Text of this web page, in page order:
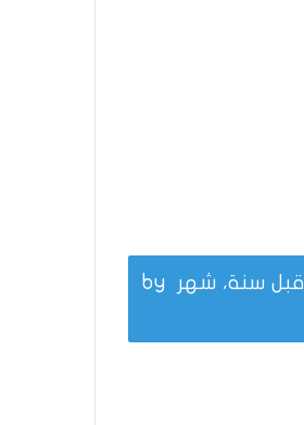
قبل سنة، شهر